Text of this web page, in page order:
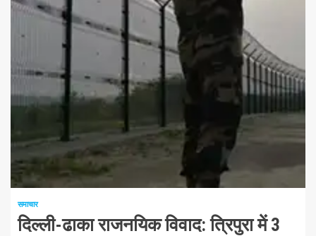
समाचार
दिल्ली-ढाका राजनयिक विवाद: त्रिपुरा में 3